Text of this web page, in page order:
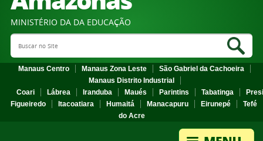
MINISTÉRIO DA DA EDUCAÇÃO
Search Site
Manaus Centro Manaus Zona Leste
São Gabriel da Cachoeira
Manaus Distrito Industrial
Coari
Lábrea Iranduba Maués Parintins Tabatinga
Figueiredo
Itacoatiara Humaitá Manacapuru Eirunepé
Tefé
do Acre